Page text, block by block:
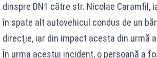
dinspre DN1 către str. Nicolae Caramfil,
în spate alt autovehicul condus de un
direcţie, iar din impact acesta din urmă
În urma acestui incident, o persoană a